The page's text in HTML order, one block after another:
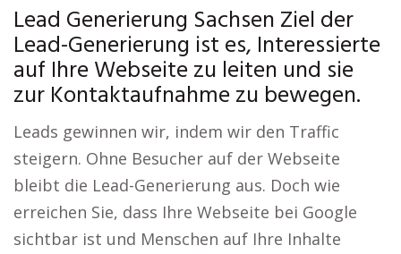
Lead Generierung Sachsen Ziel der
Lead-Generierung ist es, Interessierte
auf Ihre Webseite zu leiten und sie
zur Kontaktaufnahme zu bewegen.
Leads gewinnen wir, indem wir den Traffic
steigern. Ohne Besucher auf der Webseite
bleibt die Lead-Generierung aus. Doch wie
erreichen Sie, dass Ihre Webseite bei Google
sichtbar ist und Menschen auf Ihre Inhalte